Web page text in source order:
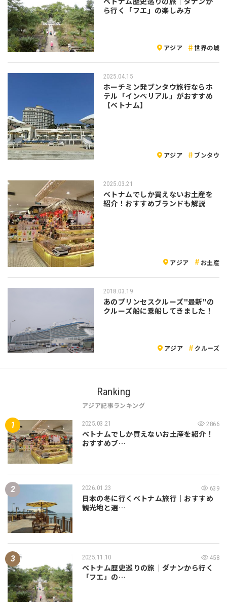
ら行く「フエ」の楽しみ方
アジア 世界の城
2025.04.15
ホーチミン発ブンタウ旅行ならホ
テル「インペリアル」がおすすめ
【ベトナム】
アジア ブンタウ
2025.03.21
ベトナムでしか買えないお土産を
紹介！おすすめブランドも解説
アジア お土産
2018.03.19
あのプリンセスクルーズ"最新"の
クルーズ船に乗船してきました！
アジア クルーズ
Ranking
アジア記事ランキング
2025.03.21 2866
ベトナムでしか買えないお土産を紹介！
おすすめブ…
2026.01.23 639
日本の冬に行くベトナム旅行｜おすすめ
観光地と選…
2025.11.10 458
ベトナム歴史巡りの旅｜ダナンから行く
「フエ」の…